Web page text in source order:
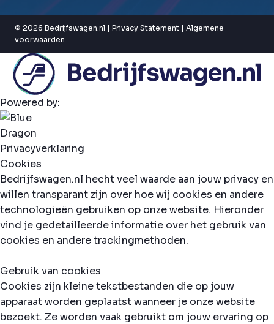
© 2026 Bedrijfswagen.nl | Privacy Statement | Algemene
voorwaarden
Powered by:
Privacyverklaring
Cookies
Bedrijfswagen.nl hecht veel waarde aan jouw privacy en
willen transparant zijn over hoe wij cookies en andere
technologieën gebruiken op onze website. Hieronder
vind je gedetailleerde informatie over het gebruik van
cookies en andere trackingmethoden.
Gebruik van cookies
Cookies zijn kleine tekstbestanden die op jouw
apparaat worden geplaatst wanneer je onze website
bezoekt. Ze worden vaak gebruikt om jouw ervaring op